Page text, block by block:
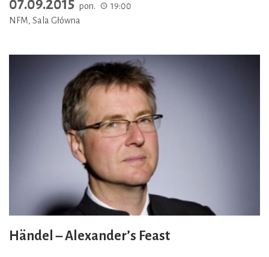
07.09.2015 pon.
19:00
NFM, Sala Główna
Händel – Alexander’s Feast